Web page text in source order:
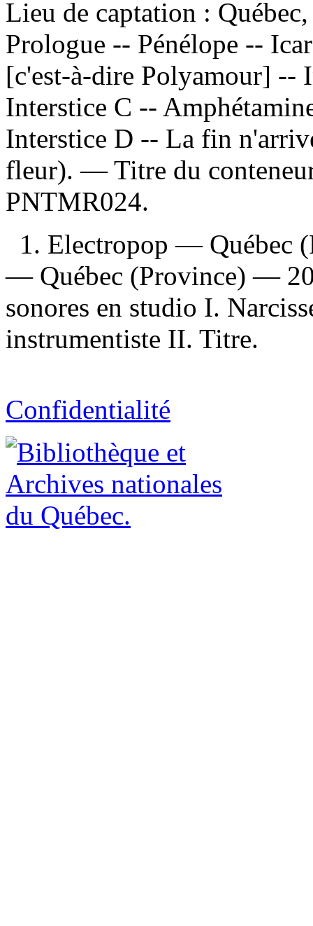
Lieu de captation :
Prologue -- Pénélope --
[c'est-à-dire Polyamour] --
Interstice C --
Interstice D -- La fin
fleur). — Titre du
PNTMR024.
1. Electropop — Québec
— Québec (Province) —
sonores en studio I.
instrumentiste II. Titre.
Confidentialité